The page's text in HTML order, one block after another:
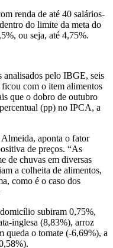
renda de até 40 salários-
do limite da meta do
ou seja, até 4,75%.
analisados pelo IBGE, seis
com o item alimentos
que o dobro de outubro
(pp) no IPCA, a
aponta o fator
de preços. “As
de chuvas em diversas
a colheita de alimentos,
como é o caso dos
subiram 0,75%,
inglesa (8,83%), arroz
queda o tomate (-6,69%), a